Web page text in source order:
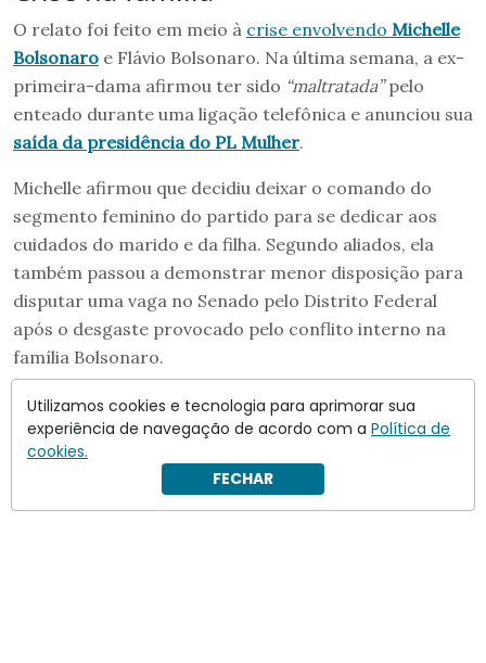
O relato foi feito em meio à crise envolvendo Michelle
Bolsonaro e Flávio Bolsonaro. Na última semana, a ex-
primeira-dama afirmou ter sido “maltratada”pelo
enteado durante uma ligação telefônica e anunciou sua
saída da presidência do PL Mulher.
Michelle afirmou que decidiu deixar o comando do
segmento feminino do partido para se dedicar aos
cuidados do marido e da filha. Segundo aliados, ela
também passou a demonstrar menor disposição para
disputar uma vaga no Senado pelo Distrito Federal
após o desgaste provocado pelo conflito interno na
família Bolsonaro.
Utilizamos cookies e tecnologia para aprimorar sua
experiência de navegação de acordo com a Política de
cookies.
FECHAR